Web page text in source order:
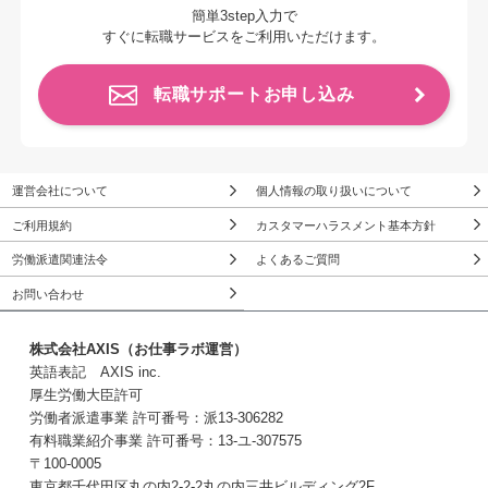
簡単3step入力で
すぐに転職サービスをご利用いただけます。
転職サポートお申し込み
運営会社について 個人情報の取り扱いについて
ご利用規約 カスタマーハラスメント基本方針
労働派遣関連法令 よくあるご質問
お問い合わせ
株式会社AXIS（お仕事ラボ運営）
英語表記 AXIS inc.
厚生労働大臣許可
労働者派遣事業 許可番号：派13-306282
有料職業紹介事業 許可番号：13-ユ-307575
〒100-0005